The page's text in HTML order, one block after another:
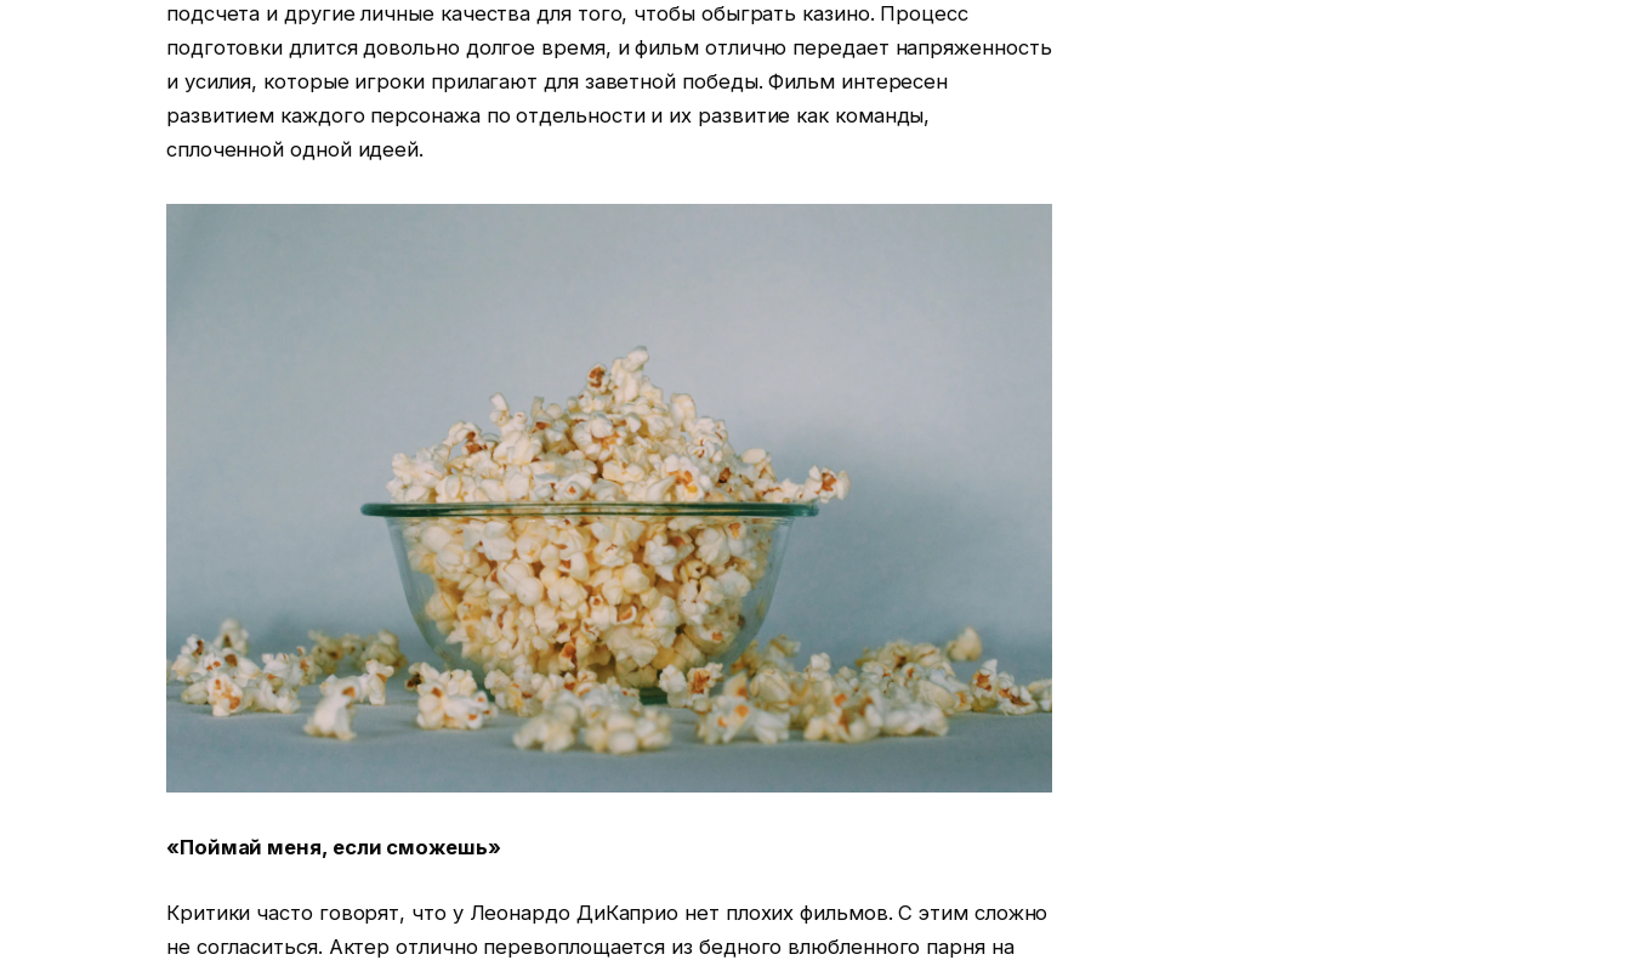
подсчета и другие личные качества для того, чтобы обыграть казино. Процесс
подготовки длится довольно долгое время, и фильм отлично передает напряженность
и усилия, которые игроки прилагают для заветной победы. Фильм интересен
развитием каждого персонажа по отдельности и их развитие как команды,
сплоченной одной идеей.
«Поймай меня, если сможешь»
Критики часто говорят, что у Леонардо ДиКаприо нет плохих фильмов. С этим сложно
не согласиться. Актер отлично перевоплощается из бедного влюбленного парня на